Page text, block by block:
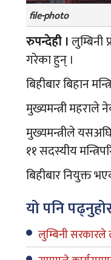
file-photo
रुपन्देही ।लुम्बिनी
गरेका हुन् ।
बिहीबार बिहान
मुख्यमन्त्री महराले
मुख्यमन्त्रीले
११ सदस्यीय
बिहीबार नियुक्त
यो पनि
लुम्बिनी सरकारले